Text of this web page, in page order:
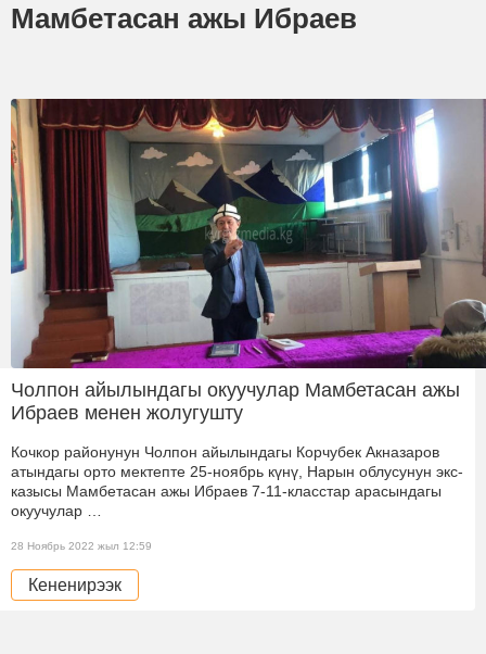
Мамбетасан ажы Ибраев
Чолпон айылындагы окуучулар Мамбетасан ажы
Ибраев менен жолугушту
Кочкор районунун Чолпон айылындагы Корчубек Акназаров
атындагы орто мектепте 25-ноябрь күнү, Нарын облусунун экс-
казысы Мамбетасан ажы Ибраев 7-11-класстар арасындагы
окуучулар …
28 Ноябрь 2022 жыл 12:59
Кененирээк